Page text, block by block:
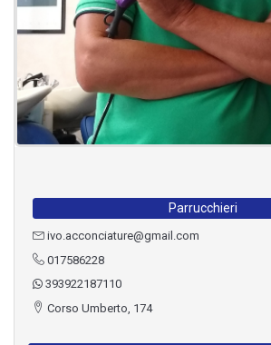
Parrucchieri
ivo.acconciature@gmail.com
017586228
393922187110
Corso Umberto, 174